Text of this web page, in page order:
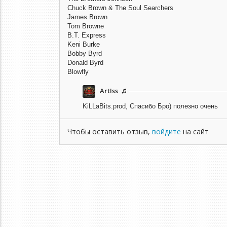
Chuck Brown & The Soul Searchers
James Brown
Tom Browne
B.T. Express
Keni Burke
Bobby Byrd
Donald Byrd
Blowfly
ArtIss
KiLLaBits.prod, Спасибо Бро) полезно очень
Чтобы оставить отзыв, войдите на сайт